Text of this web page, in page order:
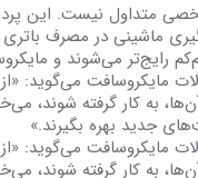
متداول نیست. این
رایج‌تر می‌شوند و
مایکروسافت می‌گوید:
جدید بهره بگیرند.»
مایکروسافت می‌گوید: